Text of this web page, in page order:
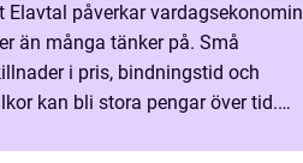
Elavtal påverkar vardagsekonomin
än många tänker på. Små
i pris, bindningstid och
kan bli stora pengar över tid.